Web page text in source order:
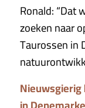
Ronald: “Dat
zoeken naar
Taurossen in